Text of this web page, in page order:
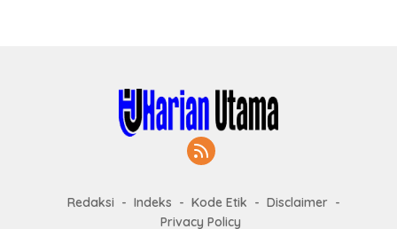
Redaksi Indeks Kode Etik
Disclaimer
Privacy Policy